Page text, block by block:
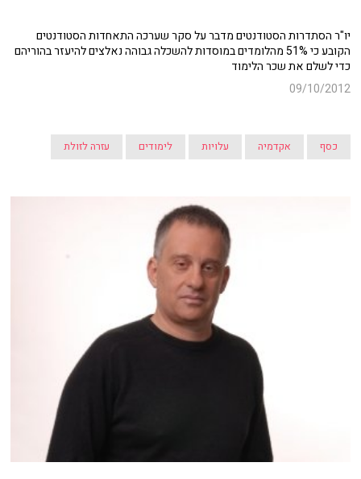
יו"ר הסתדרות הסטודנטים מדבר על סקר שערכה התאחדות הסטודנטים
הקובע כי 51% מהלומדים במוסדות להשכלה גבוהה נאלצים להיעזר בהוריהם
כדי לשלם את שכר הלימוד
09/10/2012
כסף אקדמיה עלויות לימודים עזרה לזולת